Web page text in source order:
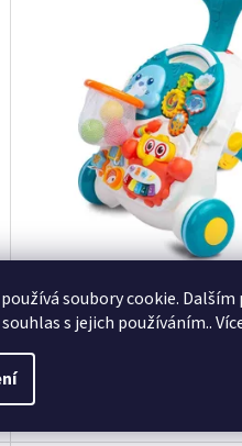
soubory cookie.
s jejich používáním..
turquoise
1 092 Kč bez DPH